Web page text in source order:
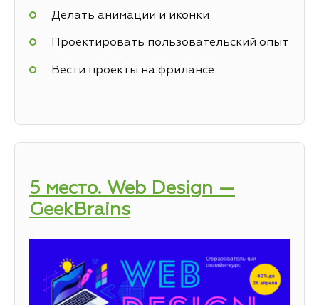
Делать анимации и иконки
Проектировать пользовательский опыт
Вести проекты на фрилансе
5 место. Web Design —
GeekBrains